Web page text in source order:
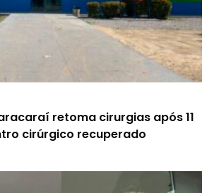
retoma cirurgias após 11
cirúrgico recuperado